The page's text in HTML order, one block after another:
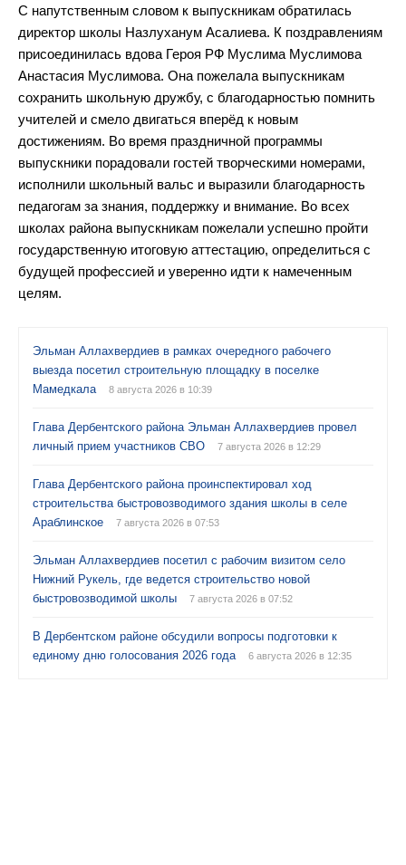
С напутственным словом к выпускникам обратилась
директор школы Назлуханум Асалиева. К поздравлениям
присоединилась вдова Героя РФ Муслима Муслимова
Анастасия Муслимова. Она пожелала выпускникам
сохранить школьную дружбу, с благодарностью помнить
учителей и смело двигаться вперёд к новым
достижениям. Во время праздничной программы
выпускники порадовали гостей творческими номерами,
исполнили школьный вальс и выразили благодарность
педагогам за знания, поддержку и внимание. Во всех
школах района выпускникам пожелали успешно пройти
государственную итоговую аттестацию, определиться с
будущей профессией и уверенно идти к намеченным
целям.
Эльман Аллахвердиев в рамках очередного рабочего
выезда посетил строительную площадку в поселке
Мамедкала
8 августа 2026 в 10:39
Глава Дербентского района Эльман Аллахвердиев провел
личный прием участников СВО
7 августа 2026 в 12:29
Глава Дербентского района проинспектировал ход
строительства быстровозводимого здания школы в селе
Араблинское
7 августа 2026 в 07:53
Эльман Аллахвердиев посетил с рабочим визитом село
Нижний Рукель, где ведется строительство новой
быстровозводимой школы
7 августа 2026 в 07:52
В Дербентском районе обсудили вопросы подготовки к
единому дню голосования 2026 года
6 августа 2026 в 12:35